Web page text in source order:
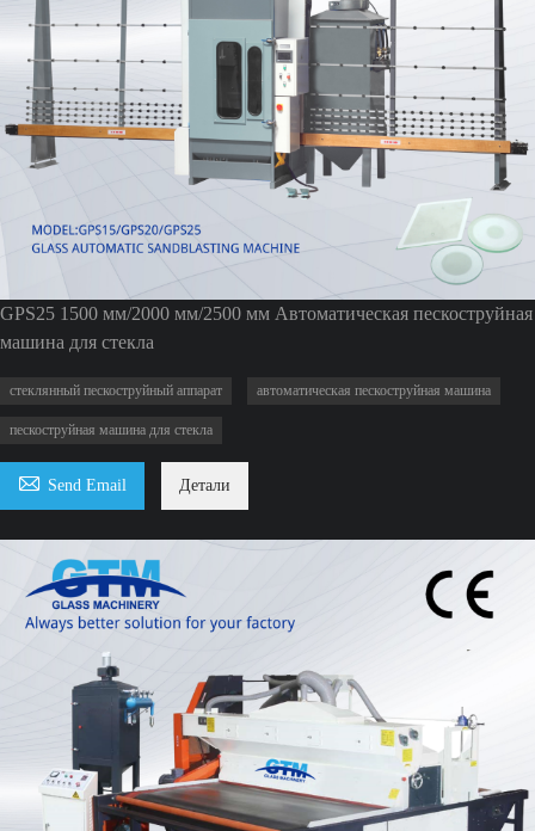
GPS25 1500 мм/2000 мм/2500 мм Автоматическая пескоструйная
машина для стекла
стеклянный пескоструйный аппарат автоматическая пескоструйная машина
пескоструйная машина для стекла
 Send Email Детали